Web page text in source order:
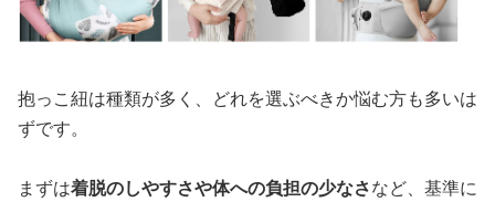
抱っこ紐は種類が多く、どれを選ぶべきか悩む方も多いは
ずです。
まずは着脱のしやすさや体への負担の少なさなど、基準に